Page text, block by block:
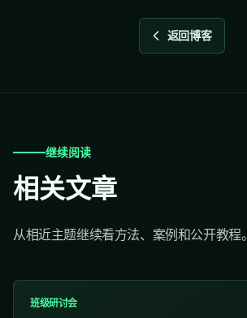
返回博客
继续阅读
相关文章
从相近主题继续看方法、案例和公开教程。
班级研讨会